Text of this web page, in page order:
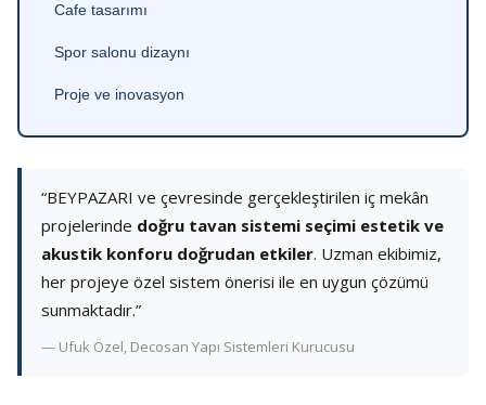
Cafe tasarımı
Spor salonu dizaynı
Proje ve inovasyon
“BEYPAZARI ve çevresinde gerçekleştirilen iç mekân
projelerinde doğru tavan sistemi seçimi estetik ve
akustik konforu doğrudan etkiler. Uzman ekibimiz,
her projeye özel sistem önerisi ile en uygun çözümü
sunmaktadır.”
— Ufuk Özel, Decosan Yapı Sistemleri Kurucusu